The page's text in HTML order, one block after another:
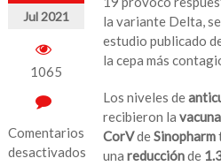
Jul 2021
1065
Comentarios
desactivados
la variante Delta,
estudio publicado
la cepa más
Los niveles de
recibieron la
CorVdeSinopharm
unareducciónde